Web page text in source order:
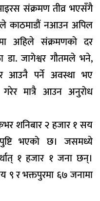
संक्रमण तीव्र भएसँगै
काठमाडौं नआउन अपिल
अहिले संक्रमणको दर
डा. जागेश्वर गौतमले भने,
आउनै पर्ने अवस्था भए
गरेर मात्रै आउन अनुरोध
शनिबार २ हजार १ सय
भएको छ। जसमध्ये
१ हजार १ जना छन्।
९ र भक्तपुरमा ६७ जनामा